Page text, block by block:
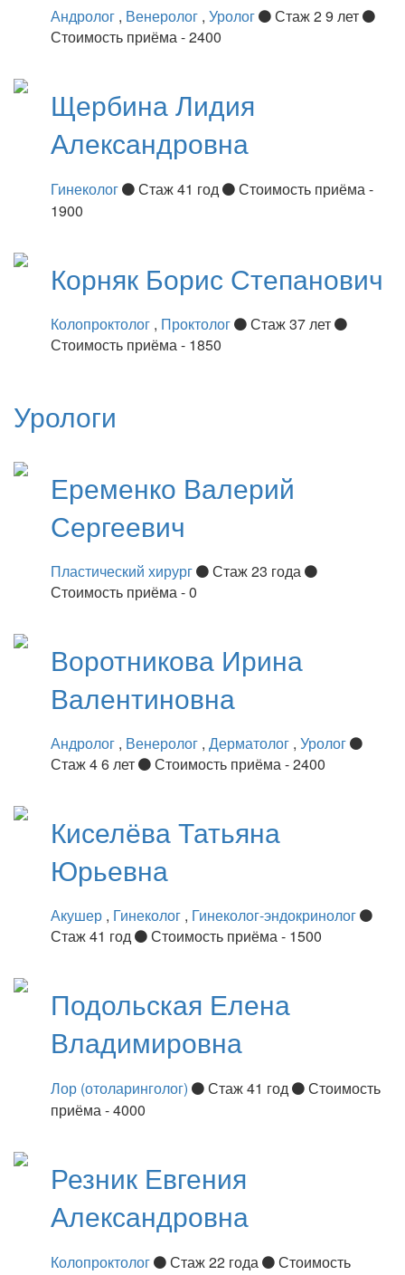
Андролог , Венеролог , Уролог
Стаж 2 9 лет
Стоимость приёма - 2400
ЩербинаЛидия
Александровна
Гинеколог Стаж 41 год
Стоимость приёма -
1900
Корняк Борис Степанович
Колопроктолог , Проктолог
Стаж 37 лет
Стоимость приёма - 1850
Урологи
Еременко Валерий
Сергеевич
Пластический хирург
Стаж 23 года
Стоимость приёма - 0
Воротникова Ирина
Валентиновна
Андролог , Венеролог , Дерматолог , Уролог
Стаж 4 6 лет
Стоимость приёма - 2400
КиселёваТатьяна
Юрьевна
Акушер , Гинеколог , Гинеколог-эндокринолог
Стаж 41 год
Стоимость приёма - 1500
Подольская Елена
Владимировна
Лор (отоларинголог) Стаж 41 год
Стоимость
приёма - 4000
Резник Евгения
Александровна
Колопроктолог Стаж 22 года
Стоимость